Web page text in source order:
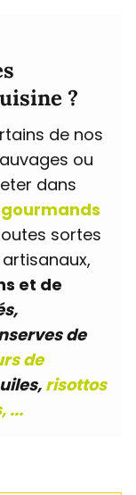
?
de nos
ou
dans
sortes
et de
de
de
risottos
...